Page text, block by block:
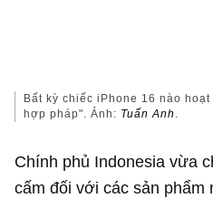
Bất kỳ chiếc iPhone 16 nào
hợp pháp". Ảnh: Tuấn Anh .
Chính phủ Indonesia vừa
cấm đối với các sản